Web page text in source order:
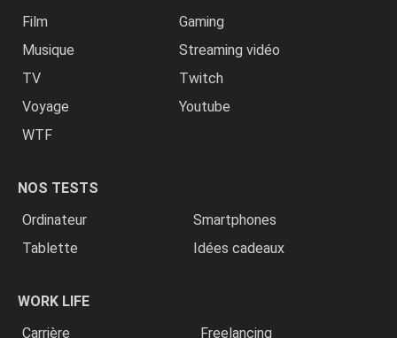
Film
Gaming
Musique
Streaming vidéo
TV
Twitch
Voyage
Youtube
WTF
NOS TESTS
Ordinateur
Smartphones
Tablette
Idées cadeaux
WORK LIFE
Carrière
Freelancing